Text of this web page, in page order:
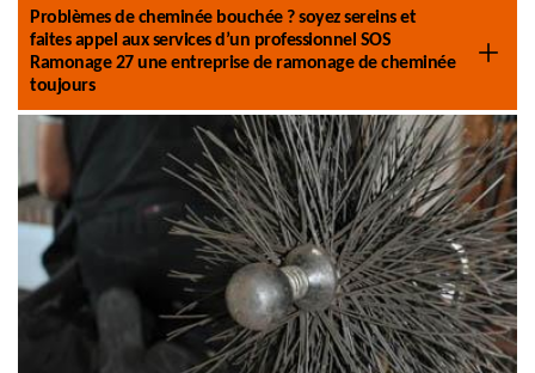
Problèmes de cheminée bouchée ? soyez sereins et
faites appel aux services d’un professionnel SOS
Ramonage 27 une entreprise de ramonage de cheminée
toujours